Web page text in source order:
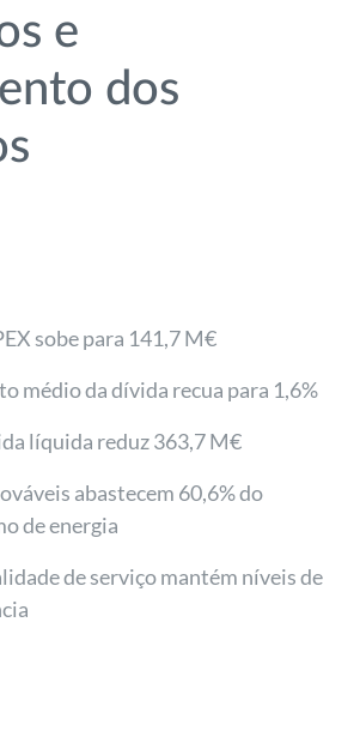
e
dos
sobe para 141,7 M€
médio da dívida recua para 1,6%
líquida reduz 363,7 M€
abastecem 60,6% do
de energia
de serviço mantém níveis de